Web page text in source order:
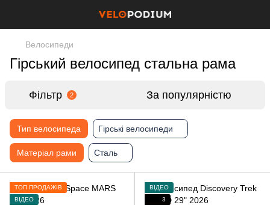
Велосипеди
Гірський велосипед стальна рама
Фільтр 2 За популярністю
Тип велосипеда Гірські велосипеди
Матеріал рами Сталь
ТОП ПРОДАЖІВ
ВІДЕО
ВІДЕО
3